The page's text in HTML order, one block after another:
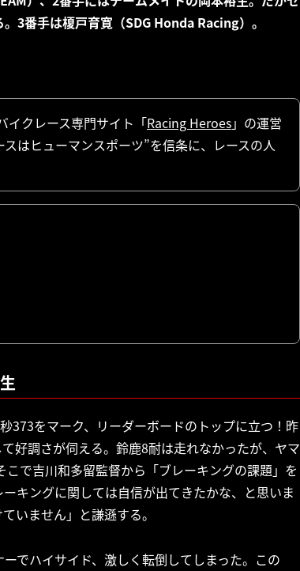
3番手は榎戸育寛（SDG Honda Racing）。
イクレース専門サイト「Racing Heroes」の運営
はヒューマンスポーツ”を信条に、レースの人
373をマーク、リーダーボードのトップに立つ！昨
好調さが伺える。鈴鹿8耐は走れなかったが、ヤマ
で吉川和多留監督から「ブレーキングの課題」を
キングに関しては自信が出てきたかな、と思いま
いません」と謙遜する。
でハイサイド、激しく転倒してしまった。この